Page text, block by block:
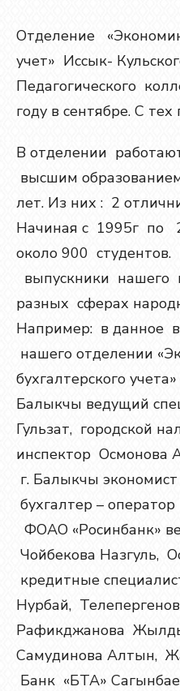
Отделение
учет» Иссык-
Педагогического
году в сентябре. С
В отделении
высшим
лет. Из них : 2
Начиная с 1995г по
около 900
выпускники нашего
разных сферах
Например: в данное
нашего отделении
бухгалтерского
Балыкчы ведущий
Гульзат, городской
инспектор Осмонова
г. Балыкчы
бухгалтер –
ФОАО «Росинбанк»
Чойбекова Назгуль,
кредитные
Нурбай,
Рафикджанова
Самудинова Алтын,
Банк «БТА»